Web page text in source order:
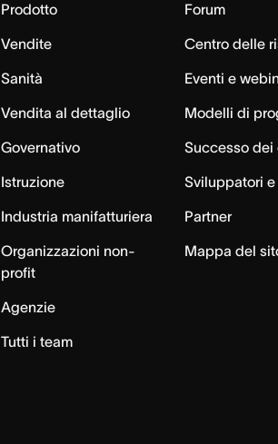
Prodotto
Vendite
Sanità
Vendita al dettaglio
Governativo
Istruzione
Industria manifatturiera
Organizzazioni non-
profit
Agenzie
Tutti i team
Forum
Centro delle
Eventi e
Modelli di
Successo dei
Sviluppatori e
Partner
Mappa del